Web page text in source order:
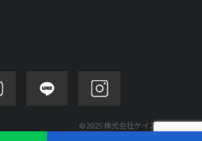
©2025 株式会社ケイズモビリティ